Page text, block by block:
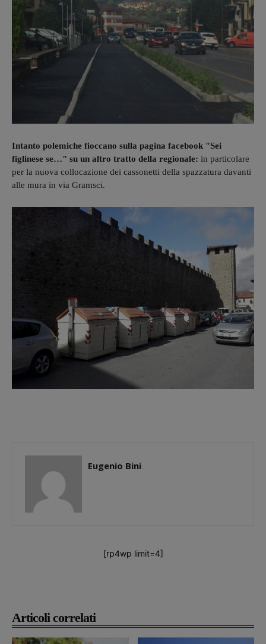
Articoli correlati
Intanto polemiche fioccano sulla pagina facebook "Sei
figlinese se…" su un altro tratto della regionale: in particolare
per la nuova collocazione dei cassonetti della spazzatura davanti
alle mura in via Gramsci.
Eugenio Bini
[rp4wp limit=4]